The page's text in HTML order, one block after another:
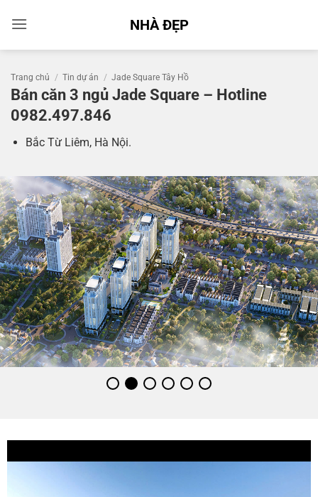
qua
NHÀ ĐẸP
Trang chủ / Tin dự án / Jade Square Tây Hồ
Bán căn 3 ngủ Jade Square – Hotline
0982.497.846
Bắc Từ Liêm, Hà Nội.